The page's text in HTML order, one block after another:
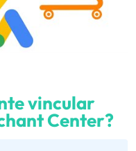
vincular
Center?